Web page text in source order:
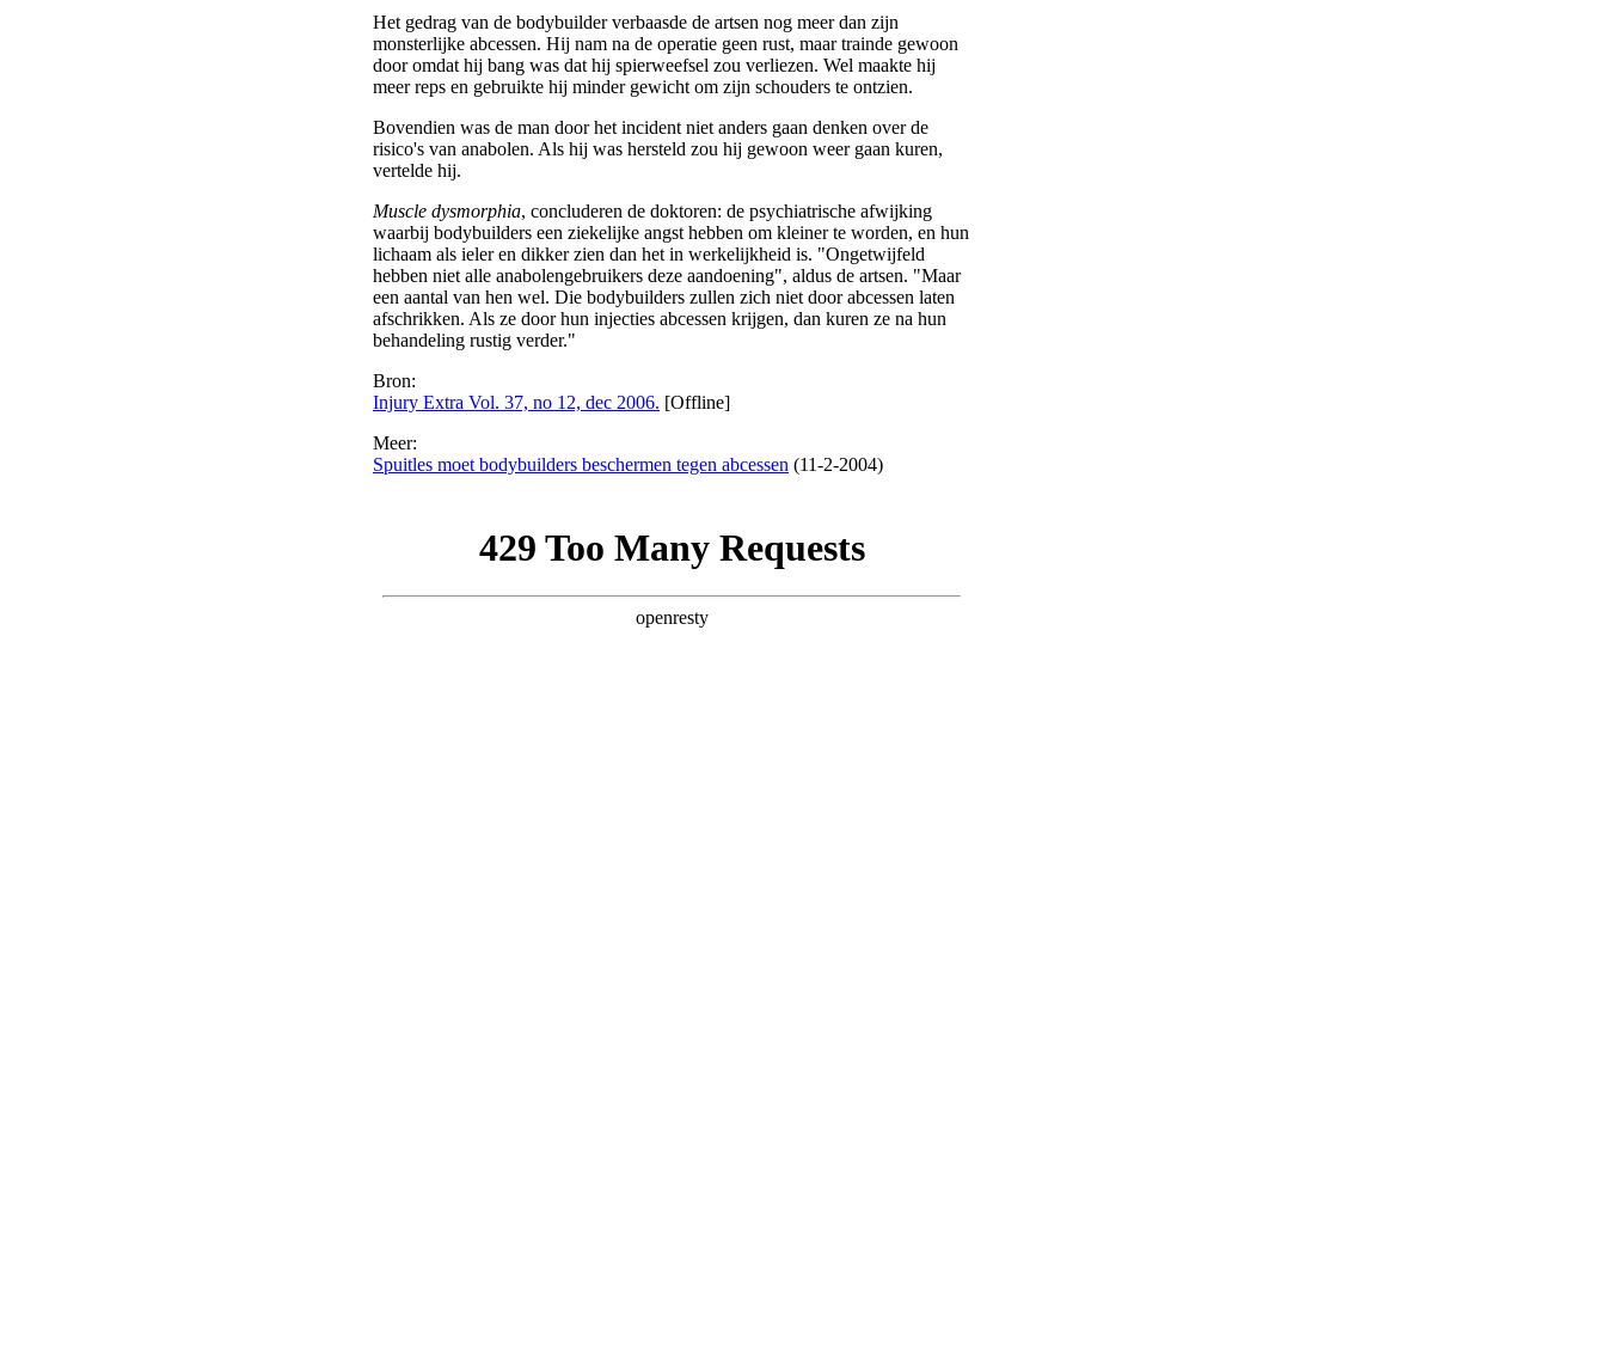
Het gedrag van de bodybuilder verbaasde de artsen nog meer dan zijn
monsterlijke abcessen. Hij nam na de operatie geen rust, maar trainde gewoon
door omdat hij bang was dat hij spierweefsel zou verliezen. Wel maakte hij
meer reps en gebruikte hij minder gewicht om zijn schouders te ontzien.
Bovendien was de man door het incident niet anders gaan denken over de
risico's van anabolen. Als hij was hersteld zou hij gewoon weer gaan kuren,
vertelde hij.
Muscle dysmorphia, concluderen de doktoren: de psychiatrische afwijking
waarbij bodybuilders een ziekelijke angst hebben om kleiner te worden, en hun
lichaam als ieler en dikker zien dan het in werkelijkheid is. "Ongetwijfeld
hebben niet alle anabolengebruikers deze aandoening", aldus de artsen. "Maar
een aantal van hen wel. Die bodybuilders zullen zich niet door abcessen laten
afschrikken. Als ze door hun injecties abcessen krijgen, dan kuren ze na hun
behandeling rustig verder."
Bron:
Injury Extra Vol. 37, no 12, dec 2006. [Offline]
Meer:
Spuitles moet bodybuilders beschermen tegen abcessen (11-2-2004)